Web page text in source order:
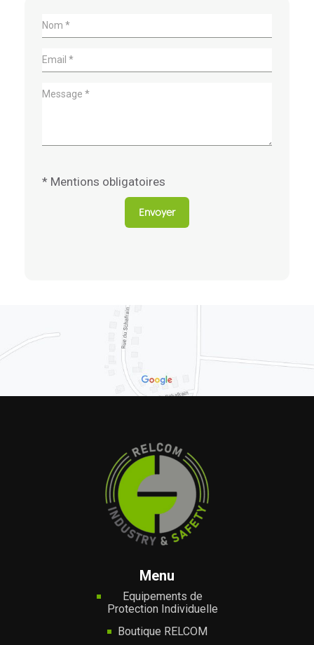
* Mentions obligatoires
Envoyer
Menu
Equipements de
Protection Individuelle
Boutique RELCOM